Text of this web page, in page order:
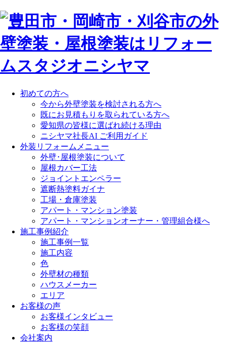
初めての方へ
今から外壁塗装を検討される方へ
既にお見積もりを取られている方へ
愛知県の皆様に選ばれ続ける理由
ニシヤマ社長AI ご利用ガイド
外装リフォームメニュー
外壁･屋根塗装について
屋根カバー工法
ジョイントエンペラー
遮断熱塗料ガイナ
工場・倉庫塗装
アパート・マンション塗装
アパート・マンションオーナー・管理組合様へ
施工事例紹介
施工事例一覧
施工内容
色
外壁材の種類
ハウスメーカー
エリア
お客様の声
お客様インタビュー
お客様の笑顔
会社案内